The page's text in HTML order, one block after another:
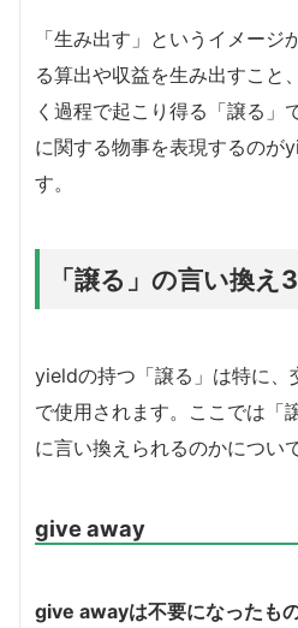
「生み出す」というイメージ
る算出や収益を生み出すこと
く過程で起こり得る「譲る」
に関する物事を表現するのが
す。
「譲る」の言い換え
yieldの持つ「譲る」は特に、
で使用されます。ここでは「
に言い換えられるのかについ
give away
give awayは不要になったも